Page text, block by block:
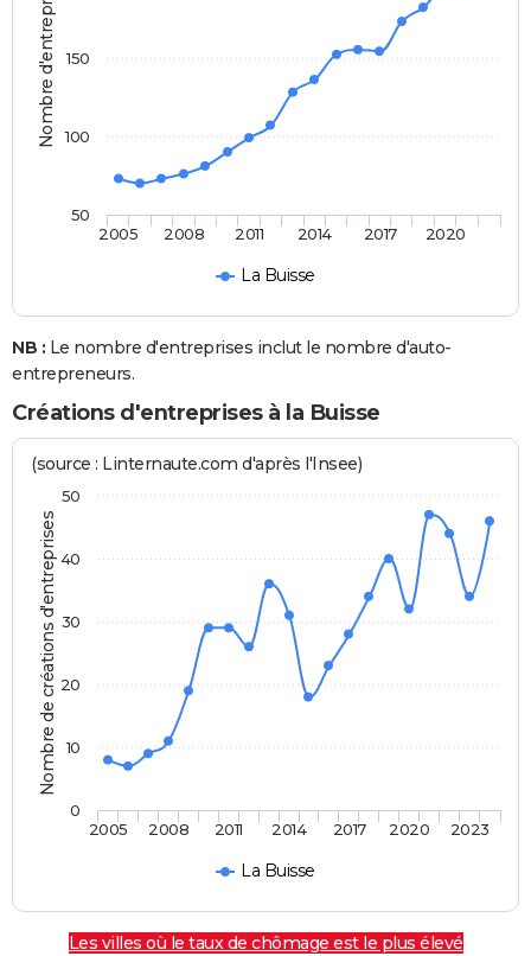
Nombre d'entreprises
La Buisse
2005 2008 2011 2014 2017 2020
50
100
150
NB : Le nombre d'entreprises inclut le nombre d'auto-
entrepreneurs.
Créations d'entreprises à la Buisse
Nombre de créations d'entreprises
(source : Linternaute.com d'après l'Insee)
La Buisse
2005 2008 2011 2014 2017 2020 2023
0
10
20
30
40
50
Les villes où le taux de chômage est le plus élevé